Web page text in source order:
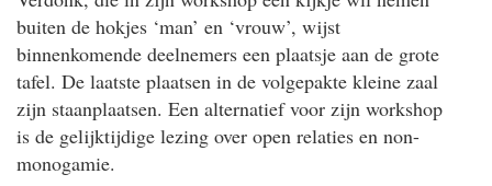
buiten de hokjes ‘man’ en ‘vrouw’, wijst
binnenkomende deelnemers een plaatsje aan de grote
tafel. De laatste plaatsen in de volgepakte kleine zaal
zijn staanplaatsen. Een alternatief voor zijn workshop
is de gelijktijdige lezing over open relaties en non-
monogamie.